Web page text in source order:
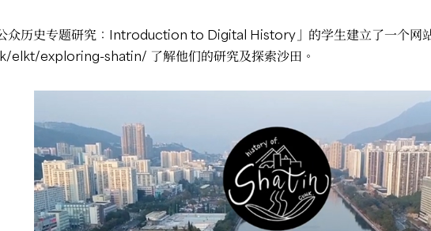
众历史专题研究：Introduction to Digital History」的学生建立了一个网
elkt/exploring-shatin/ 了解他们的研究及探索沙田。